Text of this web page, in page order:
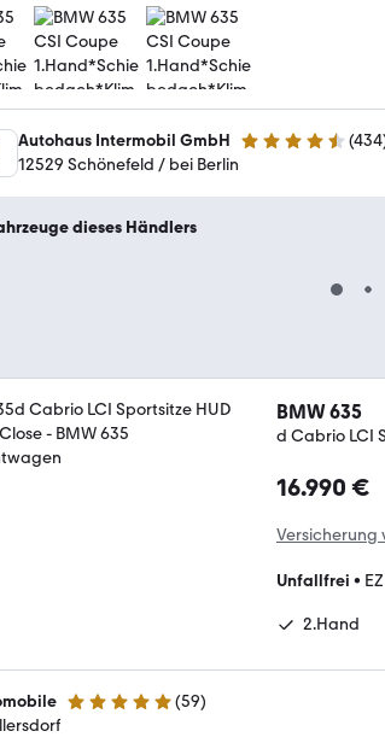
Autohaus Intermobil GmbH 4.5 Sterne (434
12529 Schönefeld / bei Berlin
dieses Händlers
BMW 635
d Cabrio LCI
16.990 €
Versicherung
Unfallfrei •
2.Hand
5 Sterne (59)